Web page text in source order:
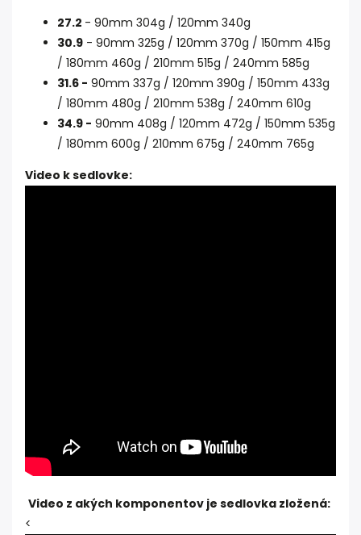
27.2 - 90mm 304g / 120mm 340g
30.9 - 90mm 325g / 120mm 370g / 150mm 415g
/ 180mm 460g / 210mm 515g / 240mm 585g
31.6 - 90mm 337g / 120mm 390g / 150mm 433g
/ 180mm 480g / 210mm 538g / 240mm 610g
34.9 - 90mm 408g / 120mm 472g / 150mm 535g
/ 180mm 600g / 210mm 675g / 240mm 765g
Video k sedlovke:
Video z akých komponentov je sedlovka zložená:
<